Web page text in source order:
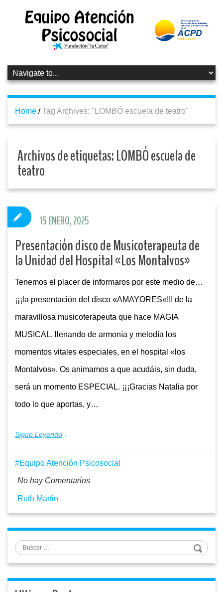
Home / Tag Archives: "LOMBÓ escuela de teatro"
Archivos de etiquetas:LOMBÓ escuela de
teatro
Presentación disco de Musicoterapeuta de
la Unidad del Hospital «Los Montalvos»
Tenemos el placer de informaros por este medio de…
¡¡¡la presentación del disco «AMAYORES«!!! de la
maravillosa musicoterapeuta que hace MAGIA
MUSICAL, llenando de armonía y melodía los
momentos vitales especiales, en el hospital «los
Montalvos». Os animamos a que acudáis, sin duda,
será un momento ESPECIAL. ¡¡¡Gracias Natalia por
todo lo que aportas, y…
Sigue Leyendo
15 ENERO, 2025
Equipo Atención Psicosocial
No hay Comentarios
Ruth Martin
Buscar